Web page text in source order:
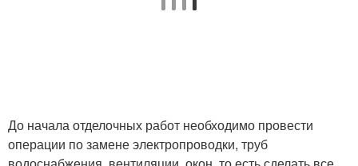
До начала отделочных работ необходимо провести
операции по замене электропроводки, труб